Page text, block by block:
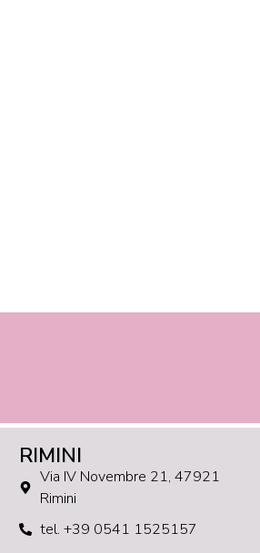
RIMINI
Via IV Novembre 21, 47921
Rimini
tel. +39 0541 1525157